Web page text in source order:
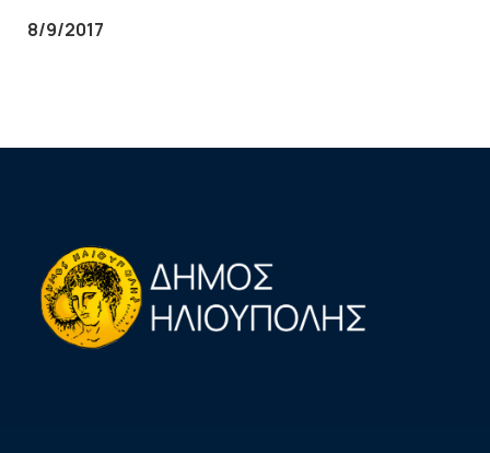
8/9/2017